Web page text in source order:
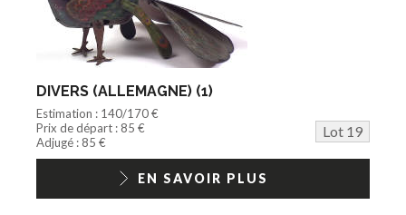
DIVERS (ALLEMAGNE) (1)
Estimation : 140/170 €
Prix de départ : 85 €
Lot 19
Adjugé : 85 €
EN SAVOIR PLUS